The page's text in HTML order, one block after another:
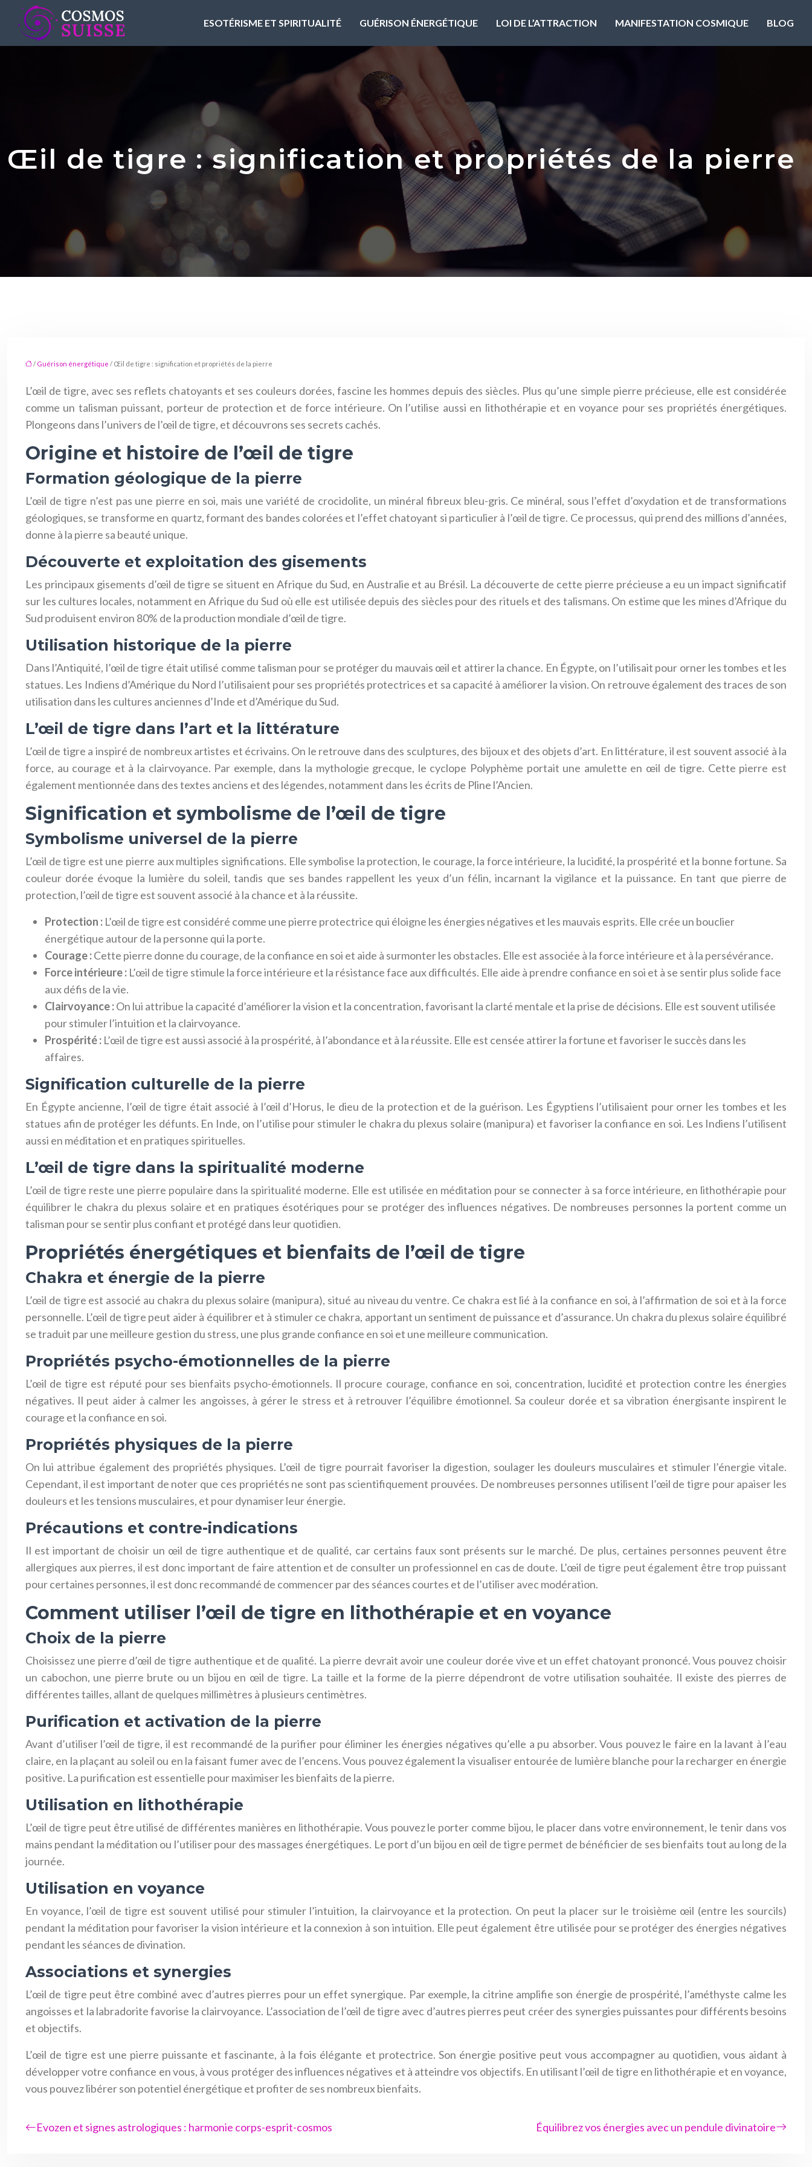
ESOTÉRISME ET SPIRITUALITÉ GUÉRISON ÉNERGÉTIQUE LOI DE L’ATTRACTION MANIFESTATION COSMIQUE BLOG
Œil de tigre : signification et propriétés de la pierre
/ Guérison énergétique / Œil de tigre : signification et propriétés de la pierre
L’œil de tigre, avec ses reflets chatoyants et ses couleurs dorées, fascine les hommes depuis des siècles. Plus qu’une simple pierre précieuse, elle est considérée
comme un talisman puissant, porteur de protection et de force intérieure. On l’utilise aussi en lithothérapie et en voyance pour ses propriétés énergétiques.
Plongeons dans l’univers de l’œil de tigre, et découvrons ses secrets cachés.
Origine et histoire de l’œil de tigre
Formation géologique de la pierre
L’œil de tigre n’est pas une pierre en soi, mais une variété de crocidolite, un minéral fibreux bleu-gris. Ce minéral, sous l’effet d’oxydation et de transformations
géologiques, se transforme en quartz, formant des bandes colorées et l’effet chatoyant si particulier à l’œil de tigre. Ce processus, qui prend des millions d’années,
donne à la pierre sa beauté unique.
Découverte et exploitation des gisements
Les principaux gisements d’œil de tigre se situent en Afrique du Sud, en Australie et au Brésil. La découverte de cette pierre précieuse a eu un impact significatif
sur les cultures locales, notamment en Afrique du Sud où elle est utilisée depuis des siècles pour des rituels et des talismans. On estime que les mines d’Afrique du
Sud produisent environ 80% de la production mondiale d’œil de tigre.
Utilisation historique de la pierre
Dans l’Antiquité, l’œil de tigre était utilisé comme talisman pour se protéger du mauvais œil et attirer la chance. En Égypte, on l’utilisait pour orner les tombes et les
statues. Les Indiens d’Amérique du Nord l’utilisaient pour ses propriétés protectrices et sa capacité à améliorer la vision. On retrouve également des traces de son
utilisation dans les cultures anciennes d’Inde et d’Amérique du Sud.
L’œil de tigre dans l’art et la littérature
L’œil de tigre a inspiré de nombreux artistes et écrivains. On le retrouve dans des sculptures, des bijoux et des objets d’art. En littérature, il est souvent associé à la
force, au courage et à la clairvoyance. Par exemple, dans la mythologie grecque, le cyclope Polyphème portait une amulette en œil de tigre. Cette pierre est
également mentionnée dans des textes anciens et des légendes, notamment dans les écrits de Pline l’Ancien.
Signification et symbolisme de l’œil de tigre
Symbolisme universel de la pierre
L’œil de tigre est une pierre aux multiples significations. Elle symbolise la protection, le courage, la force intérieure, la lucidité, la prospérité et la bonne fortune. Sa
couleur dorée évoque la lumière du soleil, tandis que ses bandes rappellent les yeux d’un félin, incarnant la vigilance et la puissance. En tant que pierre de
protection, l’œil de tigre est souvent associé à la chance et à la réussite.
Protection : L’œil de tigre est considéré comme une pierre protectrice qui éloigne les énergies négatives et les mauvais esprits. Elle crée un bouclier
énergétique autour de la personne qui la porte.
Courage :Cette pierre donne du courage, de la confiance en soi et aide à surmonter les obstacles. Elle est associée à la force intérieure et à la persévérance.
Force intérieure : L’œil de tigre stimule la force intérieure et la résistance face aux difficultés. Elle aide à prendre confiance en soi et à se sentir plus solide face
aux défis de la vie.
Clairvoyance :On lui attribue la capacité d’améliorer la vision et la concentration, favorisant la clarté mentale et la prise de décisions. Elle est souvent utilisée
pour stimuler l’intuition et la clairvoyance.
Prospérité : L’œil de tigre est aussi associé à la prospérité, à l’abondance et à la réussite. Elle est censée attirer la fortune et favoriser le succès dans les
affaires.
Signification culturelle de la pierre
En Égypte ancienne, l’œil de tigre était associé à l’œil d’Horus, le dieu de la protection et de la guérison. Les Égyptiens l’utilisaient pour orner les tombes et les
statues afin de protéger les défunts. En Inde, on l’utilise pour stimuler le chakra du plexus solaire (manipura) et favoriser la confiance en soi. Les Indiens l’utilisent
aussi en méditation et en pratiques spirituelles.
L’œil de tigre dans la spiritualité moderne
L’œil de tigre reste une pierre populaire dans la spiritualité moderne. Elle est utilisée en méditation pour se connecter à sa force intérieure, en lithothérapie pour
équilibrer le chakra du plexus solaire et en pratiques ésotériques pour se protéger des influences négatives. De nombreuses personnes la portent comme un
talisman pour se sentir plus confiant et protégé dans leur quotidien.
Propriétés énergétiques et bienfaits de l’œil de tigre
Chakra et énergie de la pierre
L’œil de tigre est associé au chakra du plexus solaire (manipura), situé au niveau du ventre. Ce chakra est lié à la confiance en soi, à l’affirmation de soi et à la force
personnelle. L’œil de tigre peut aider à équilibrer et à stimuler ce chakra, apportant un sentiment de puissance et d’assurance. Un chakra du plexus solaire équilibré
se traduit par une meilleure gestion du stress, une plus grande confiance en soi et une meilleure communication.
Propriétés psycho-émotionnelles de la pierre
L’œil de tigre est réputé pour ses bienfaits psycho-émotionnels. Il procure courage, confiance en soi, concentration, lucidité et protection contre les énergies
négatives. Il peut aider à calmer les angoisses, à gérer le stress et à retrouver l’équilibre émotionnel. Sa couleur dorée et sa vibration énergisante inspirent le
courage et la confiance en soi.
Propriétés physiques de la pierre
On lui attribue également des propriétés physiques. L’œil de tigre pourrait favoriser la digestion, soulager les douleurs musculaires et stimuler l’énergie vitale.
Cependant, il est important de noter que ces propriétés ne sont pas scientifiquement prouvées. De nombreuses personnes utilisent l’œil de tigre pour apaiser les
douleurs et les tensions musculaires, et pour dynamiser leur énergie.
Précautions et contre-indications
Il est important de choisir un œil de tigre authentique et de qualité, car certains faux sont présents sur le marché. De plus, certaines personnes peuvent être
allergiques aux pierres, il est donc important de faire attention et de consulter un professionnel en cas de doute. L’œil de tigre peut également être trop puissant
pour certaines personnes, il est donc recommandé de commencer par des séances courtes et de l’utiliser avec modération.
Comment utiliser l’œil de tigre en lithothérapie et en voyance
Choix de la pierre
Choisissez une pierre d’œil de tigre authentique et de qualité. La pierre devrait avoir une couleur dorée vive et un effet chatoyant prononcé. Vous pouvez choisir
un cabochon, une pierre brute ou un bijou en œil de tigre. La taille et la forme de la pierre dépendront de votre utilisation souhaitée. Il existe des pierres de
différentes tailles, allant de quelques millimètres à plusieurs centimètres.
Purification et activation de la pierre
Avant d’utiliser l’œil de tigre, il est recommandé de la purifier pour éliminer les énergies négatives qu’elle a pu absorber. Vous pouvez le faire en la lavant à l’eau
claire, en la plaçant au soleil ou en la faisant fumer avec de l’encens. Vous pouvez également la visualiser entourée de lumière blanche pour la recharger en énergie
positive. La purification est essentielle pour maximiser les bienfaits de la pierre.
Utilisation en lithothérapie
L’œil de tigre peut être utilisé de différentes manières en lithothérapie. Vous pouvez le porter comme bijou, le placer dans votre environnement, le tenir dans vos
mains pendant la méditation ou l’utiliser pour des massages énergétiques. Le port d’un bijou en œil de tigre permet de bénéficier de ses bienfaits tout au long de la
journée.
Utilisation en voyance
En voyance, l’œil de tigre est souvent utilisé pour stimuler l’intuition, la clairvoyance et la protection. On peut la placer sur le troisième œil (entre les sourcils)
pendant la méditation pour favoriser la vision intérieure et la connexion à son intuition. Elle peut également être utilisée pour se protéger des énergies négatives
pendant les séances de divination.
Associations et synergies
L’œil de tigre peut être combiné avec d’autres pierres pour un effet synergique. Par exemple, la citrine amplifie son énergie de prospérité, l’améthyste calme les
angoisses et la labradorite favorise la clairvoyance. L’association de l’œil de tigre avec d’autres pierres peut créer des synergies puissantes pour différents besoins
et objectifs.
L’œil de tigre est une pierre puissante et fascinante, à la fois élégante et protectrice. Son énergie positive peut vous accompagner au quotidien, vous aidant à
développer votre confiance en vous, à vous protéger des influences négatives et à atteindre vos objectifs. En utilisant l’œil de tigre en lithothérapie et en voyance,
vous pouvez libérer son potentiel énergétique et profiter de ses nombreux bienfaits.
Evozen et signes astrologiques : harmonie corps-esprit-cosmos Équilibrez vos énergies avec un pendule divinatoire